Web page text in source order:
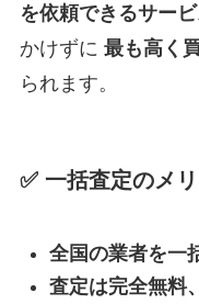
を依頼できるサー
かけずに 最も高く
られます。
✅ 一括査定のメ
全国の業者を一
査定は完全無料